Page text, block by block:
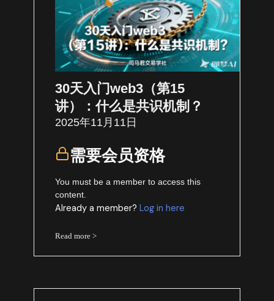
30天入门web3（第15
讲）：什么是共识机制？
2025年11月11日
需要会员资格
You must be a member to access this
content.
Already a member?Log in here
Read more >